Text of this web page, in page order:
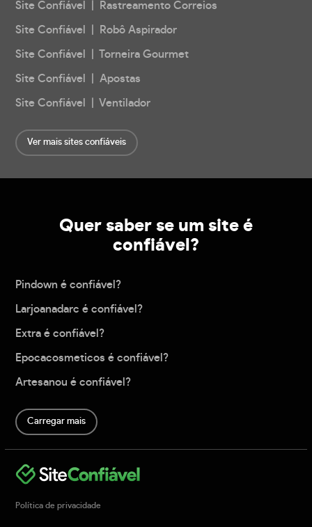
Site Confiável | Rastreamento Correios
Site Confiável | Robô Aspirador
Site Confiável | Torneira Gourmet
Site Confiável | Apostas
Site Confiável | Ventilador
Ver mais sites confiáveis
Quer saber se um site é
confiável?
Pindown é confiável?
Larjoanadarc é confiável?
Extra é confiável?
Epocacosmeticos é confiável?
Artesanou é confiável?
Carregar mais
Política de privacidade